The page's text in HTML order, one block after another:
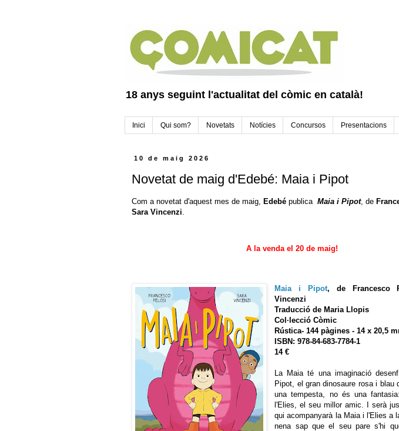
18 anys seguint l'actualitat del còmic en català!
Inici Qui som? Novetats Notícies Concursos Presentacions
10 de maig 2026
Novetat de maig d'Edebé: Maia i Pipot
Com a novetat d'aquest mes de maig, Edebé publica Maia i Pipot, de
Sara Vincenzi.
A la venda el 20 de maig!
Maia i Pipot, de Francesco
Vincenzi
Traducció de Maria Llopis
Col·lecció Còmic
Rústica- 144pàgines - 14 x 20,5
ISBN: 978-84-683-7784-1
14 €
La Maia té una imaginació
Pipot, el gran dinosaure rosa i blau
una tempesta, no és una
l'Elies, el seu millor amic. I serà
qui acompanyarà la Maia i l'Elies a
nena sap que el seu pare s'hi